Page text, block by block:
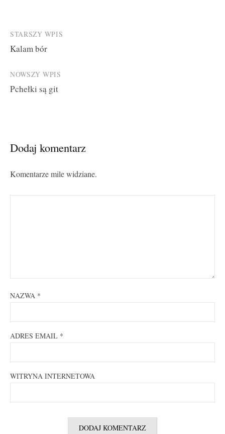
Post
navigation
STARSZY WPIS
Kalam bór
NOWSZY WPIS
Pchełki są git
Dodaj komentarz
Komentarze mile widziane.
NAZWA *
ADRES EMAIL *
WITRYNA INTERNETOWA